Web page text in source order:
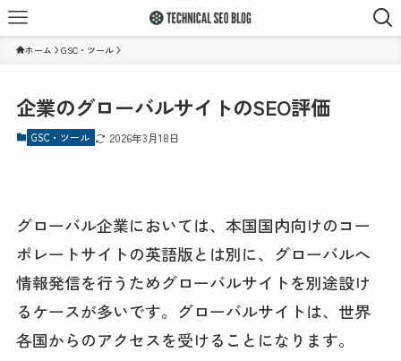
ホーム GSC・ツール
企業のグローバルサイトのSEO評価
GSC・ツール 2026年3月18日
グローバル企業においては、本国国内向けのコー
ポレートサイトの英語版とは別に、グローバルへ
情報発信を行うためグローバルサイトを別途設け
るケースが多いです。グローバルサイトは、世界
各国からのアクセスを受けることになります。